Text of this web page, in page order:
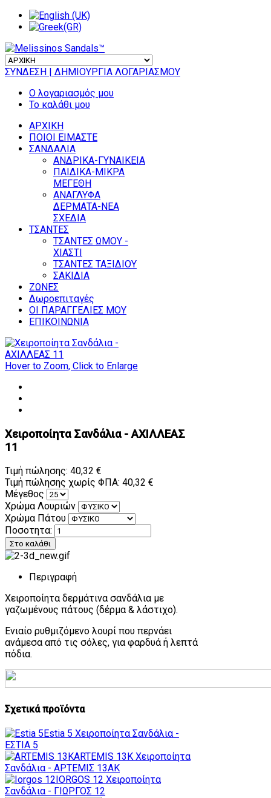
ΣΥΝΔΕΣΗ | ΔΗΜΙΟΥΡΓΙΑ ΛΟΓΑΡΙΑΣΜΟΥ
Ο λογαριασμός μου
Το καλάθι μου
ΑΡΧΙΚΗ
ΠΟΙΟΙ ΕΙΜΑΣΤΕ
ΣΑΝΔΑΛΙΑ
ΑΝΔΡΙΚΑ-ΓΥΝΑΙΚΕΙΑ
ΠΑΙΔΙΚΑ-ΜΙΚΡΑ
ΜΕΓΕΘΗ
ΑΝΑΓΛΥΦΑ
ΔΕΡΜΑΤΑ-ΝΕΑ
ΣΧΕΔΙΑ
ΤΣΑΝΤΕΣ
ΤΣΑΝΤΕΣ ΩΜΟΥ -
ΧΙΑΣΤΙ
ΤΣΑΝΤΕΣ ΤΑΞΙΔΙΟΥ
ΣΑΚΙΔΙΑ
ΖΩΝΕΣ
Δωροεπιταγές
ΟΙ ΠΑΡΑΓΓΕΛΙΕΣ ΜΟΥ
ΕΠΙΚΟΙΝΩΝΙΑ
Hover to Zoom, Click to Enlarge
Χειροποίητα Σανδάλια - ΑΧΙΛΛΕΑΣ
11
Τιμή πώλησης: 40,32 €
Τιμή πώλησης χωρίς ΦΠΑ: 40,32 €
Μέγεθος
Χρώμα Λουριών
Χρώμα Πάτου
Ποσοτητα:
Περιγραφή
Χειροποίητα δερμάτινα σανδάλια με
γαζωμένους πάτους (δέρμα & λάστιχο).
Ενιαίο ρυθμιζόμενο λουρί που περνάει
ανάμεσα από τις σόλες, για φαρδυά ή λεπτά
πόδια.
Σχετικά προϊόντα
Estia 5 Χειροποίητα Σανδάλια -
ΕΣΤΙΑ 5
ARTEMIS 13K Χειροποίητα
Σανδάλια - ΑΡΤΕΜΙΣ 13AK
IORGOS 12 Χειροποίητα
Σανδάλια - ΓΙΩΡΓΟΣ 12